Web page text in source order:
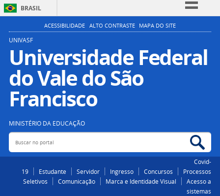
BRASIL
Simplifique!
Participe
Acesso à informação
Legislação
ACESSIBILIDADE ALTO CONTRASTE MAPA DO SITE
UNIVASF
Universidade Federal
do Vale do São
Francisco
MINISTÉRIO DA EDUCAÇÃO
Buscar no portal
Covid-
19
Estudante Servidor Ingresso Concursos
Processos
Seletivos
Comunicação Marca e Identidade Visual
Acesso a
sistemas